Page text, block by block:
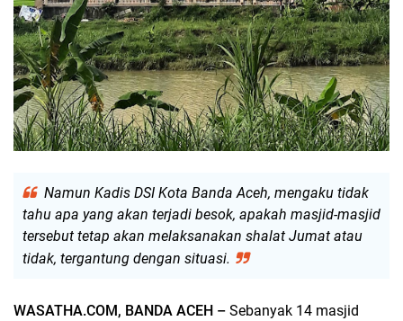
Namun Kadis DSI Kota Banda Aceh, mengaku tidak
tahu apa yang akan terjadi besok, apakah masjid-masjid
tersebut tetap akan melaksanakan shalat Jumat atau
tidak, tergantung dengan situasi.
WASATHA.COM, BANDA ACEH – Sebanyak 14 masjid